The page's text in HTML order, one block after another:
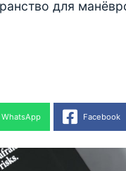
для
WhatsApp Facebook